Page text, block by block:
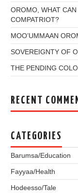
OROMO, WHAT
COMPATRIOT?
MOO’UMMAAN
SOVEREIGNTY OF
THE PENDING
RECENT
CATEGORIES
Barumsa/Education
Fayyaa/Health
Hodeesso/Tale